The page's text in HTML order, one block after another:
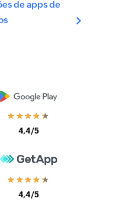
de apps de
★★★★★
4,4/5
★★★★★
4,4/5